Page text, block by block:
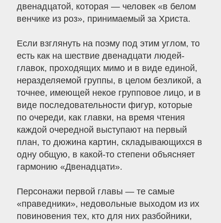
двенадцатой, которая — человек «в белом
венчике из роз», принимаемый за Христа.
Если взглянуть на поэму под этим углом, то
есть как на шествие двенадцати людей-
главок, проходящих мимо и в виде единой,
неразделяемой группы, в целом безликой, а
точнее, имеющей некое групповое лицо, и в
виде последовательности фигур, которые
по очереди, как главки, на время чтения
каждой очередной выступают на первый
план, то дюжина картин, складывающихся в
одну общую, в какой-то степени объясняет
гармонию «Двенадцати».
Персонажи первой главы — те самые
«праведники», недовольные выходом из их
повиновения тех, кто для них разбойники,